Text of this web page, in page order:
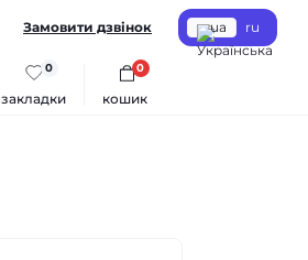
Замовити дзвінок ua ru
закладки
0
кошик
0